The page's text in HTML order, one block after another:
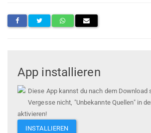
App installieren
Diese App kannst du nach dem Download
Vergesse nicht, "Unbekannte Quellen" in
aktivieren!
INSTALLIEREN